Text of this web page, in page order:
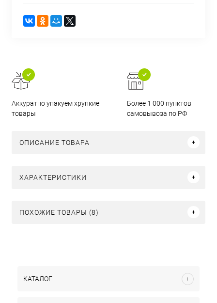
Аккуратно упакуем хрупкие
товары
Более 1 000 пунктов
самовывоза по РФ
ОПИСАНИЕ ТОВАРА
ХАРАКТЕРИСТИКИ
ПОХОЖИЕ ТОВАРЫ (8)
КАТАЛОГ